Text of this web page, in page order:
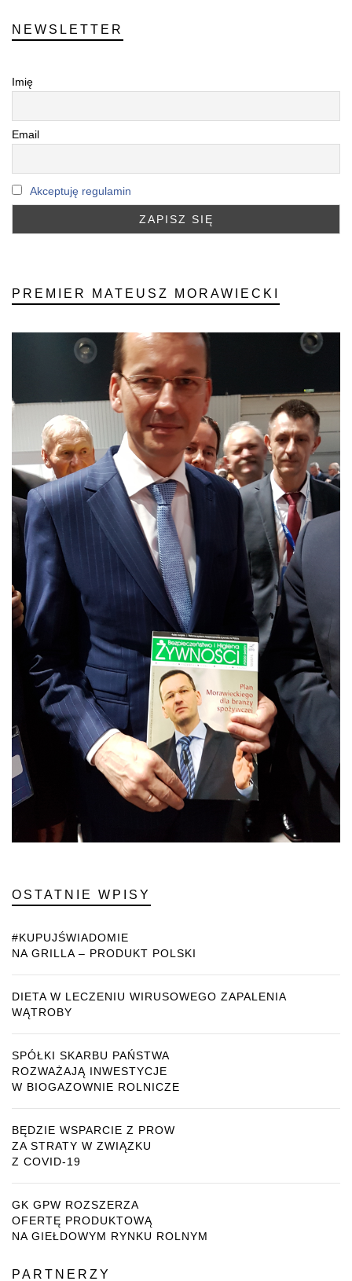
NEWSLETTER
Imię
Email
Akceptuję regulamin
PREMIER MATEUSZ MORAWIECKI
OSTATNIE WPISY
#KUPUJŚWIADOMIE
NA GRILLA – PRODUKT POLSKI
DIETA W LECZENIU WIRUSOWEGO ZAPALENIA
WĄTROBY
SPÓŁKI SKARBU PAŃSTWA
ROZWAŻAJĄ INWESTYCJE
W BIOGAZOWNIE ROLNICZE
BĘDZIE WSPARCIE Z PROW
ZA STRATY W ZWIĄZKU
Z COVID-19
GK GPW ROZSZERZA
OFERTĘ PRODUKTOWĄ
NA GIEŁDOWYM RYNKU ROLNYM
PARTNERZY